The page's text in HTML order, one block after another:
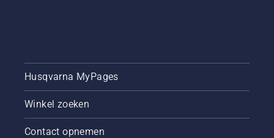
Husqvarna MyPages
Winkel zoeken
Contact opnemen